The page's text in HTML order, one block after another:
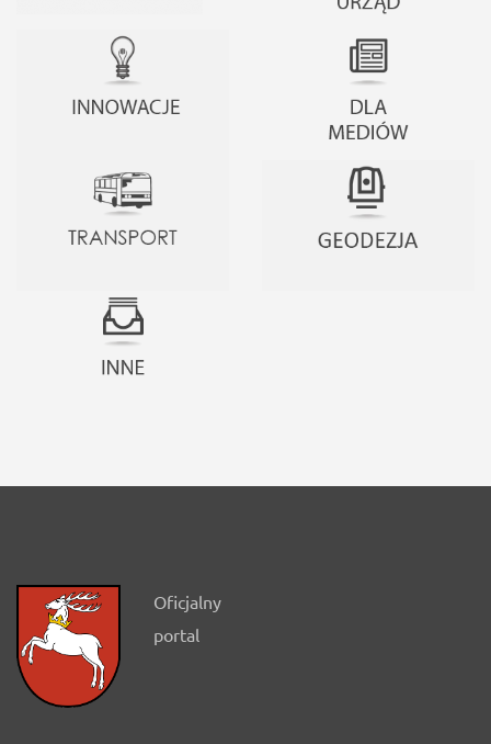
Oficjalny
portal